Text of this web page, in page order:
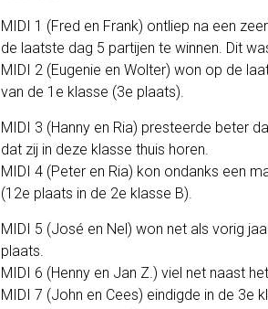
MIDI 1 (Fred en Frank) ontliep na een
de laatste dag 5 partijen te winnen. Dit
MIDI 2 (Eugenie en Wolter) won op de
van de 1e klasse (3e plaats).
MIDI 3 (Hanny en Ria) presteerde beter
dat zij in deze klasse thuis horen.
MIDI 4 (Peter en Ria) kon ondanks een
(12e plaats in de 2e klasse B).
MIDI 5 (José en Nel) won net als vorig
plaats.
MIDI 6 (Henny en Jan Z.) viel net naast
MIDI 7 (John en Cees) eindigde in de 3e